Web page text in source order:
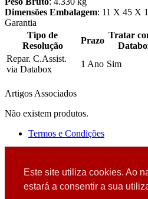
Este site utiliza cookies. Ao
estará a consentir a sua
Dimensões Embalagem: 11 X 45 X
Garantia
Tipo de
Resolução
Prazo
Tratar
Repar. C.Assist.
via Databox
1 Ano Sim
Artigos Associados
Não existem produtos.
Termos e Condições
Detectamos que está a usar um